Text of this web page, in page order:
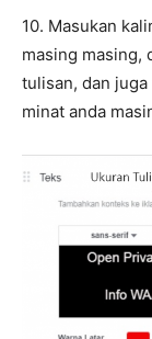
10. Masukan
masing masing,
tulisan, dan
minat anda